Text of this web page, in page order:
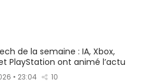
de la semaine : IA, Xbox,
PlayStation ont animé l’actu
• 23:04 10